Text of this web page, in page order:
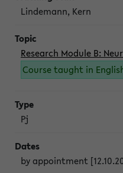
Lindemann, Kern
Research Module B:
Course taught in
Pj
by appointment